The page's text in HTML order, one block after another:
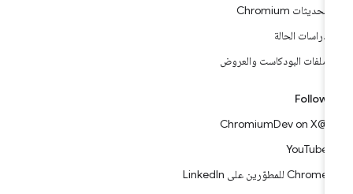
تحديثات Chromium
دراسات الحالة
ملفات البودكاست والعروض
Follow
YouTube
Chrome للمطوّرين على LinkedIn